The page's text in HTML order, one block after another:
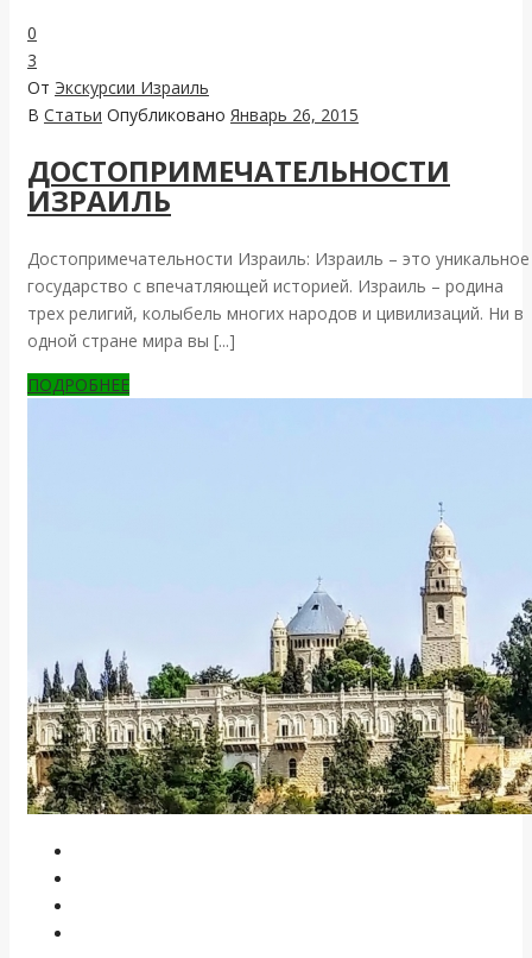
0
3
От Экскурсии Израиль
В Статьи Опубликовано Январь 26, 2015
ДОСТОПРИМЕЧАТЕЛЬНОСТИ
ИЗРАИЛЬ
Достопримечательности Израиль: Израиль – это уникальное
государство с впечатляющей историей. Израиль – родина
трех религий, колыбель многих народов и цивилизаций. Ни в
одной стране мира вы [...]
ПОДРОБНЕЕ